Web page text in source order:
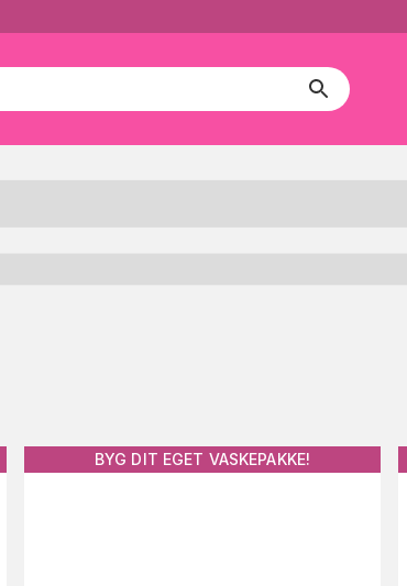
BYG DIT EGET VASKEPAKKE!